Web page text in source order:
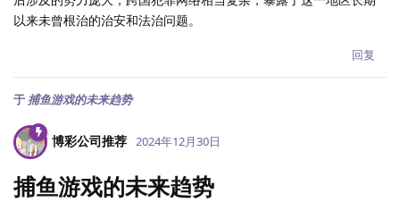
以来未曾根治的治安和法治问题。
回复
于 捕鱼游戏的未来趋势
博彩公司推荐 2024年12月30日
捕鱼游戏的未来趋势